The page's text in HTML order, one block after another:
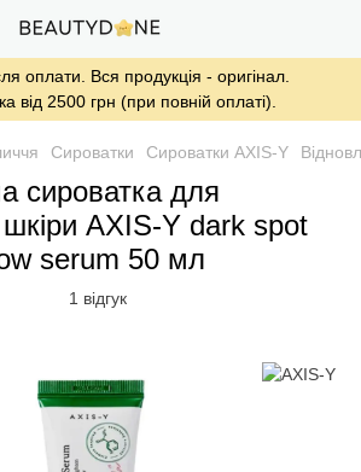
оплати. Вся продукція - оригінал.
від 2500 грн (при повній оплаті).
Сироватки Сироватки AXIS-Y
сироватка для
AXIS-Y dark spot
serum 50 мл
1 відгук